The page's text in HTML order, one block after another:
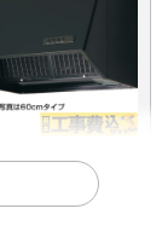
★★★★☆